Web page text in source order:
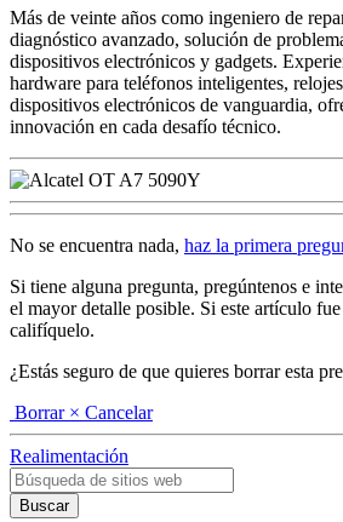
Más de veinte años como ingeniero de
diagnóstico avanzado, solución de
dispositivos electrónicos y gadgets.
hardware para teléfonos inteligentes,
dispositivos electrónicos de vanguardia,
innovación en cada desafío técnico.
No se encuentra nada, haz la primera
Si tiene alguna pregunta, pregúntenos e
el mayor detalle posible. Si este artículo
califíquelo.
¿Estás seguro de que quieres borrar esta
Borrar × Cancelar
Realimentación